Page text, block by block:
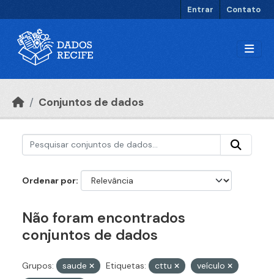
Entrar Contato
Conjuntos de dados
Ordenar por
Não foram encontrados
conjuntos de dados
Grupos: saude Etiquetas: cttu
veículo